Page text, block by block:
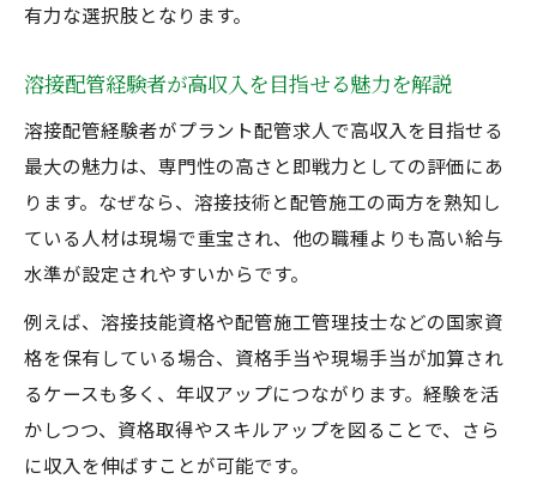
有力な選択肢となります。
溶接配管経験者が高収入を目指せる魅力を解説
溶接配管経験者がプラント配管求人で高収入を目指せる
最大の魅力は、専門性の高さと即戦力としての評価にあ
ります。なぜなら、溶接技術と配管施工の両方を熟知し
ている人材は現場で重宝され、他の職種よりも高い給与
水準が設定されやすいからです。
例えば、溶接技能資格や配管施工管理技士などの国家資
格を保有している場合、資格手当や現場手当が加算され
るケースも多く、年収アップにつながります。経験を活
かしつつ、資格取得やスキルアップを図ることで、さら
に収入を伸ばすことが可能です。